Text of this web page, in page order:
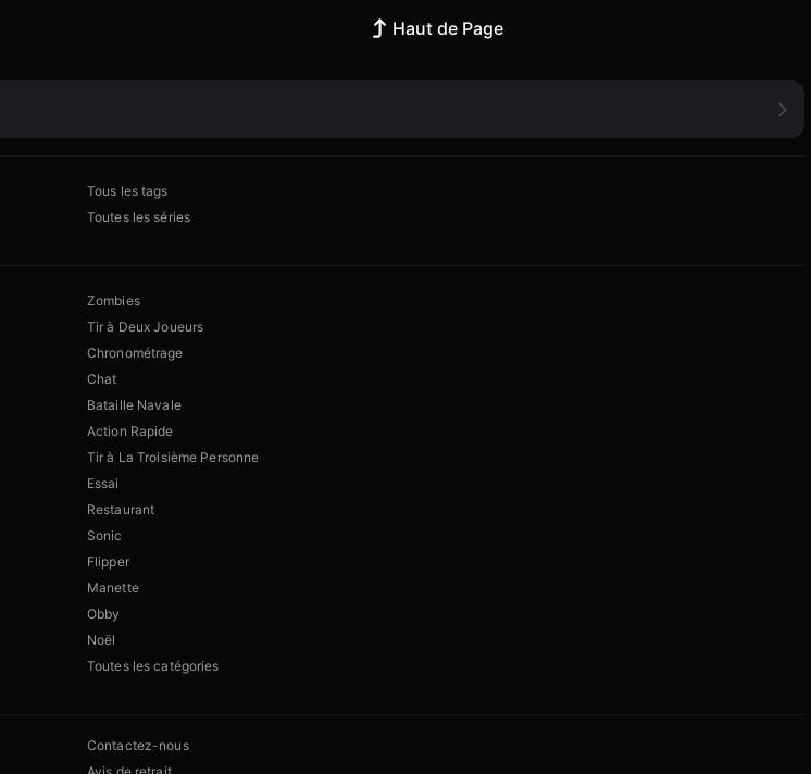
Haut de Page
Tous les tags
Toutes les séries
Zombies
Tir à Deux Joueurs
Chronométrage
Chat
Bataille Navale
Action Rapide
Tir à La Troisième Personne
Essai
Restaurant
Sonic
Flipper
Manette
Obby
Noël
Toutes les catégories
Contactez-nous